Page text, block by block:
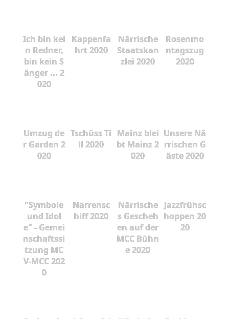
Ich bin kei
n Redner,
bin kein S
änger ... 2
020
Kappenfa
hrt 2020
Närrische
Staatskan
zlei 2020
Rosenmo
ntagszug
2020
Umzug de
r Garden 2
020
Tschüss Ti
ll 2020
Mainz blei
bt Mainz 2
020
Unsere Nä
rrischen G
äste 2020
"Symbole
und Idol
e" - Gemei
nschaftssi
tzung MC
V-MCC 202
0
Narrensc
hiff 2020
Närrische
s Gescheh
en auf der
MCC Bühn
e 2020
Jazzfrühsc
hoppen 20
20